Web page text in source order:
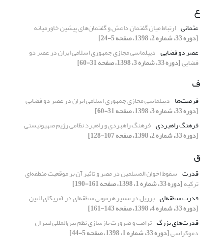
ع
عثمانی ارتباط میان گفتمان داعش و گفتمان‌های پیشین خاورمیانه
[دوره 33، شماره 2، 1398، صفحه 5-24]
عصر دو فضایی دیپلماسی مجازی جمهوری اسلامی ایران در عصر دو
فضایی[دوره 33، شماره 3، 1398، صفحه 31-60]
ف
فرصت‌ها دیپلماسی مجازی جمهوری اسلامی ایران در عصر دو فضایی
[دوره 33، شماره 3، 1398، صفحه 31-60]
فرهنگ راهبردی فرهنگ راهبردی و راهبرد نظامی رژیم صهیونیستی
[دوره 33، شماره 2، 1398، صفحه 107-128]
ق
قدرت سقوط اخوان المسلمین در مصر و تاثیر آن بر موقعیت منطقه‌ای
ترکیه[دوره 33، شماره 1، 1398، صفحه 161-190]
قدرت منطقه‌ای برزیل در مسیر هژمونی منطقه‌ای در آمریکای لاتین
[دوره 33، شماره 4، 1398، صفحه 143-161]
قدرت‌های بزرگ ترامپ و ضرورت بازسازی نظم بین‌المللی لیبرال
دموکراسی[دوره 33، شماره 1، 1398، صفحه 5-44]